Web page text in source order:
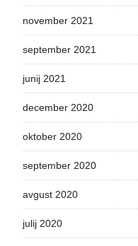
november 2021
september 2021
junij 2021
december 2020
oktober 2020
september 2020
avgust 2020
julij 2020